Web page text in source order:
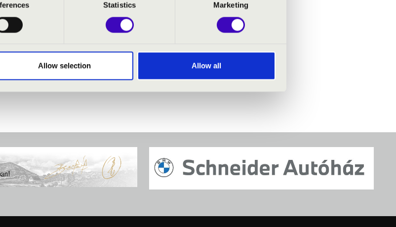
Statistics Marketing
Allow selection Allow all
e Variazioni